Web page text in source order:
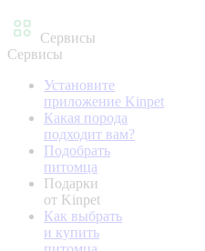
Сервисы
Сервисы
Установите
приложение Kinpet
Какая порода
подходит вам?
Подобрать
питомца
Подарки
от Kinpet
Как выбрать
и купить